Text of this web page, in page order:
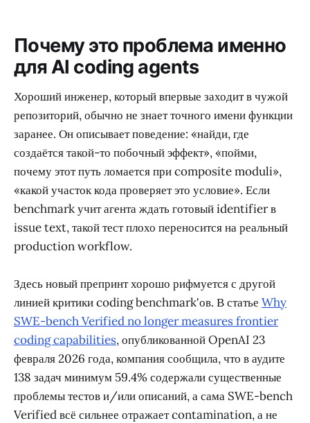
Почему это проблема именно
для AI coding agents
Хороший инженер, который впервые заходит в чужой
репозиторий, обычно не знает точного имени функции
заранее. Он описывает поведение: «найди, где
создаётся такой-то побочный эффект», «пойми,
почему этот путь ломается при composite moduli»,
«какой участок кода проверяет это условие». Если
benchmark учит агента ждать готовый identifier в
issue text, такой тест плохо переносится на реальный
production workflow.
Здесь новый препринт хорошо рифмуется с другой
линией критики coding benchmark'ов. В статье Why
SWE-bench Verified no longer measures frontier
coding capabilities, опубликованной OpenAI 23
февраля 2026 года, компания сообщила, что в аудите
138 задач минимум 59.4% содержали существенные
проблемы тестов и/или описаний, а сама SWE-bench
Verified всё сильнее отражает contamination, а не